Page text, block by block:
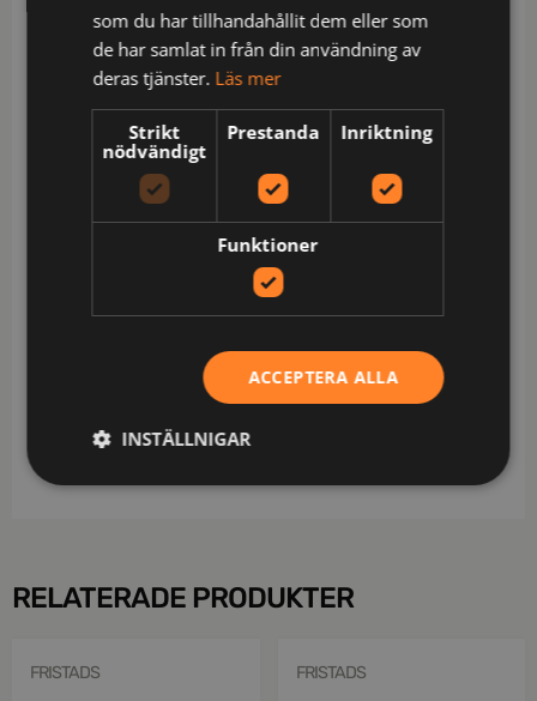
Huva 130239 kan fästas på plagget med
tryckknappar / Metallfri / Dragkedja upp i kragen
under frontslå med dolda tryckknappar / Bröstficka
med dragkedja / Hälla på vänster framsida / 2
framfickor med dragkedja / Elastisk bandkantning i
ärmslut / Tumgrepp / Reglerbar dragsko i
nederkant / Godkänd enligt EN 61482-1-2 APC 2,
EN 61482-1-1 ELIM: 23 cal/cm² EBT: 28 cal/cm²
(ingår i ljusbågecertifierade plaggkombinationer),
EN ISO 11612 A1 A2 B1 C2 F1, EN ISO 11611 A1 A2
klass 2, EN 1149-5, EN 13034 typ PB [6], EN ISO
20471 klass 2 för XS-M och klass 3 för L-3XL samt
EN 13758-2 UPF 40+ UV skydd. Materialet är
godkänt för 500+ UV-skydd / Testad för
industritvätt enligt ISO 15797 / OEKO-TEX®-
RELATERADE PRODUKTER
FRISTADS FRISTADS
som du har tillhandahållit dem eller som
de har samlat in från din användning av
deras tjänster. Läs mer
Strikt
nödvändigt
Prestanda Inriktning
Funktioner
ACCEPTERA ALLA
INSTÄLLNIGAR